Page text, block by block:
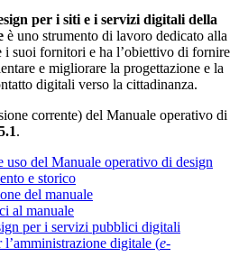
per i siti e i servizi digitali della
è uno strumento di lavoro dedicato alla
i suoi fornitori e ha l’obiettivo di fornire
e migliorare la progettazione e la
digitali verso la cittadinanza.
corrente) del Manuale operativo di
.
uso del Manuale operativo di design
e storico
del manuale
al manuale
per i servizi pubblici digitali
l’amministrazione digitale (e-